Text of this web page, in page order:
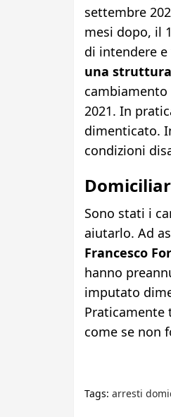
settembre
mesi dopo, il
di intendere
una
2021. In
dimenticato.
condizioni
Sono stati i
aiutarlo. Ad
Francesco
hanno
imputato
Praticamente
come se non
Tags: arresti